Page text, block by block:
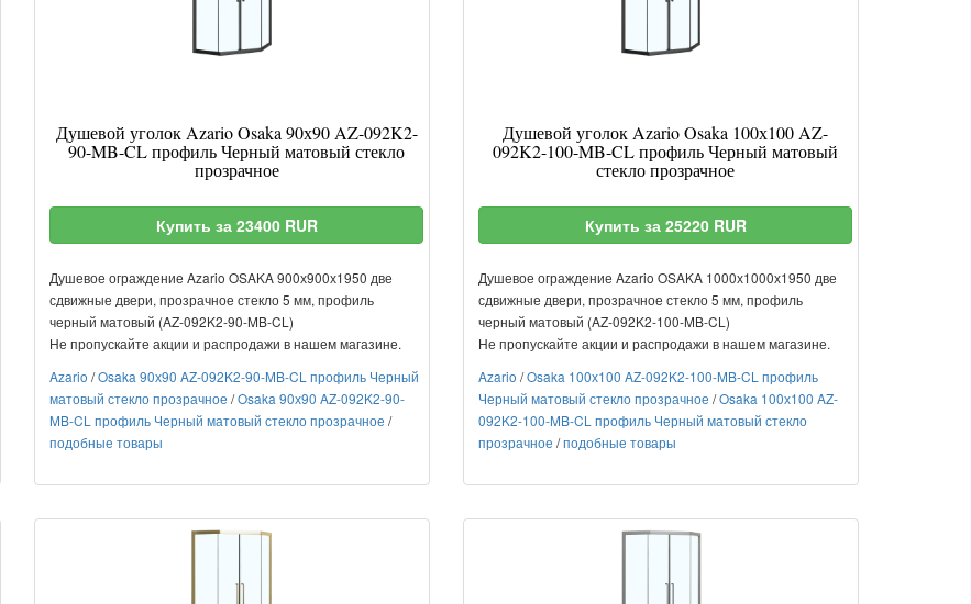
Душевой уголок Azario Osaka 90х90 AZ-092K2-
90-MB-CL профиль Черный матовый стекло
прозрачное
Купить за 23400 RUR
Душевое ограждение Azario OSAKA 900х900х1950 две
сдвижные двери, прозрачное стекло 5 мм, профиль
черный матовый (AZ-092K2-90-MB-CL)
Не пропускайте акции и распродажи в нашем магазине.
Azario /Osaka 90х90 AZ-092K2-90-MB-CL профиль Черный
матовый стекло прозрачное /Osaka 90х90 AZ-092K2-90-
MB-CL профиль Черный матовый стекло прозрачное /
подобные товары
Душевой уголок Azario Osaka 100х100 AZ-
092K2-100-MB-CL профиль Черный матовый
стекло прозрачное
Купить за 25220 RUR
Душевое ограждение Azario OSAKA 1000х1000х1950 две
сдвижные двери, прозрачное стекло 5 мм, профиль
черный матовый (AZ-092K2-100-MB-CL)
Не пропускайте акции и распродажи в нашем магазине.
Azario /Osaka 100х100 AZ-092K2-100-MB-CL профиль
Черный матовый стекло прозрачное /Osaka 100х100 AZ-
092K2-100-MB-CL профиль Черный матовый стекло
прозрачное /подобные товары